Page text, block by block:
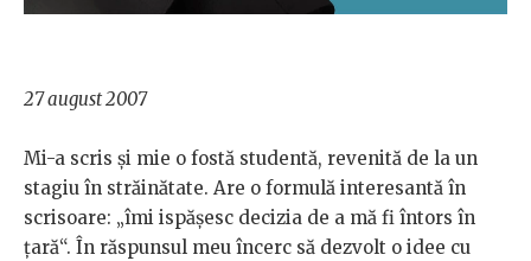
27 august 2007
Mi-a scris și mie o fostă studentă, revenită de la un
stagiu în străinătate. Are o formulă interesantă în
scrisoare: „îmi ispășesc decizia de a mă fi întors în
țară“. În răspunsul meu încerc să dezvolt o idee cu